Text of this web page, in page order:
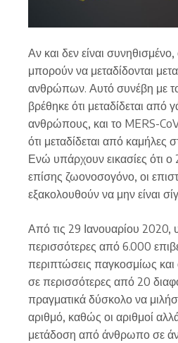
Αν και δεν είναι
μπορούν να μεταδίδονται
ανθρώπων. Αυτό συνέβη με
βρέθηκε ότι μεταδίδεται από
ανθρώπους, και το MERS-
ότι μεταδίδεται από
Ενώ υπάρχουν εικασίες ότι ο
επίσης ζωονοσογόνο, οι
εξακολουθούν να μην είναι
Από τις 29 Ιανουαρίου 2020,
περισσότερες από 6.000
περιπτώσεις παγκοσμίως και
σε περισσότερες από 20
πραγματικά δύσκολο να
αριθμό, καθώς οι αριθμοί
μετάδοση από άνθρωπο σε